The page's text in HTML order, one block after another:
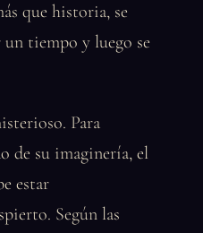
que historia, se
un tiempo y luego se
Para
de su imaginería, el
estar
Según las